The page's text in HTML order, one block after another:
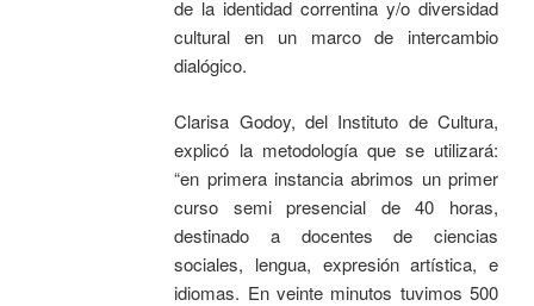
de la identidad correntina y/o diversidad
cultural en un marco de intercambio
dialógico.
Clarisa Godoy, del Instituto de Cultura,
explicó la metodología que se utilizará:
“en primera instancia abrimos un primer
curso semi presencial de 40 horas,
destinado a docentes de ciencias
sociales, lengua, expresión artística, e
idiomas. En veinte minutos tuvimos 500